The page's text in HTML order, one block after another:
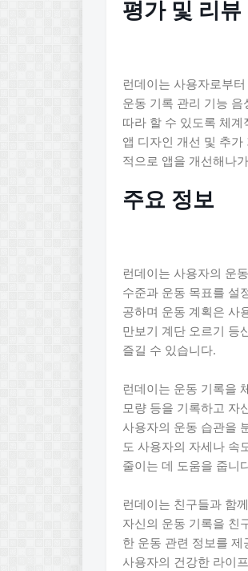
평가 및 리뷰
런데이는 사용자로부
운동 기록 관리 기능
따라 할 수 있도록 체
앱 디자인 개선 및 추
적으로 앱을 개선해나
주요 정보
런데이는 사용자의 운
수준과 운동 목표를 설
공하며 운동 계획은 사
만보기 계단 오르기 등
즐길 수 있습니다.
런데이는 운동 기록을
모량 등을 기록하고 자
사용자의 운동 습관을
도 사용자의 자세나 속
줄이는 데 도움을 줍니
런데이는 친구들과 함
자신의 운동 기록을 친
한 운동 관련 정보를
사용자의 건강한 라이